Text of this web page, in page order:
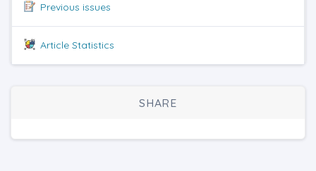
Previous issues
Article Statistics
SHARE